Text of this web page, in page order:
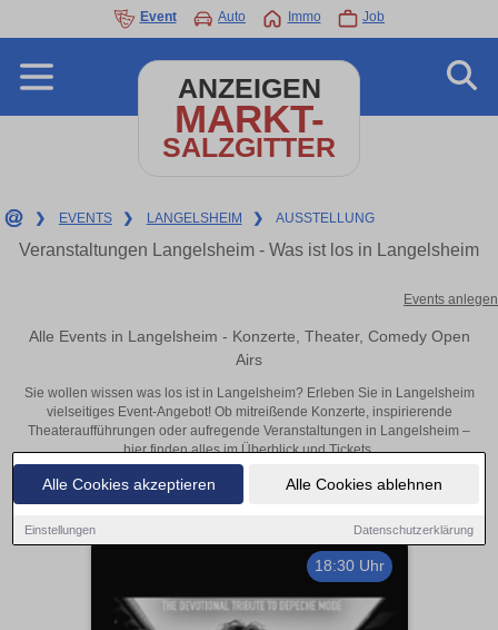
Alle Cookies akzeptieren Alle Cookies ablehnen
Einstellungen Datenschutzerklärung
Event Auto Immo Job
ANZEIGEN
MARKT-
SALZGITTER
❯ EVENTS ❯ LANGELSHEIM ❯ AUSSTELLUNG
Veranstaltungen Langelsheim - Was ist los in Langelsheim
Events anlegen
Alle Events in Langelsheim - Konzerte, Theater, Comedy Open
Airs
Sie wollen wissen was los ist in Langelsheim? Erleben Sie in Langelsheim
vielseitiges Event-Angebot! Ob mitreißende Konzerte, inspirierende
Theateraufführungen oder aufregende Veranstaltungen in Langelsheim –
hier finden alles im Überblick und Tickets.
18:30 Uhr